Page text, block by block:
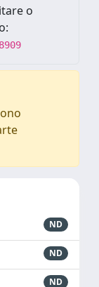
o
ND
ND
ND